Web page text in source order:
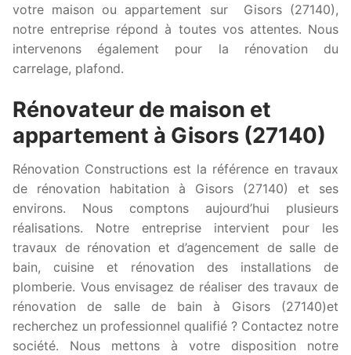
votre maison ou appartement sur Gisors (27140),
notre entreprise répond à toutes vos attentes. Nous
intervenons également pour la rénovation du
carrelage, plafond.
Rénovateur de maison et
appartement à Gisors (27140)
Rénovation Constructions est la référence en travaux
de rénovation habitation à Gisors (27140) et ses
environs. Nous comptons aujourd’hui plusieurs
réalisations. Notre entreprise intervient pour les
travaux de rénovation et d’agencement de salle de
bain, cuisine et rénovation des installations de
plomberie. Vous envisagez de réaliser des travaux de
rénovation de salle de bain à Gisors (27140)et
recherchez un professionnel qualifié ? Contactez notre
société. Nous mettons à votre disposition notre